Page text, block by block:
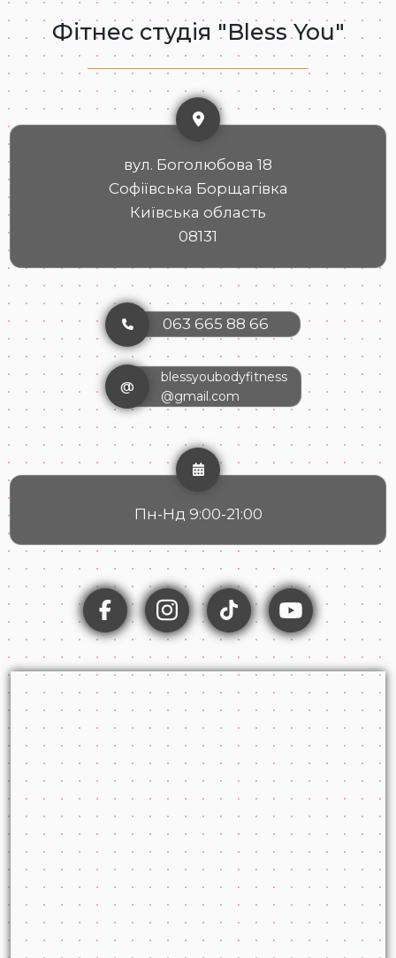
Фітнес студія "Bless You"
вул. Боголюбова 18
Софіївська Борщагівка
Київська область
08131
063 665 88 66
@
blessyoubodyfitness
@gmail.com
Пн-Нд 9:00-21:00